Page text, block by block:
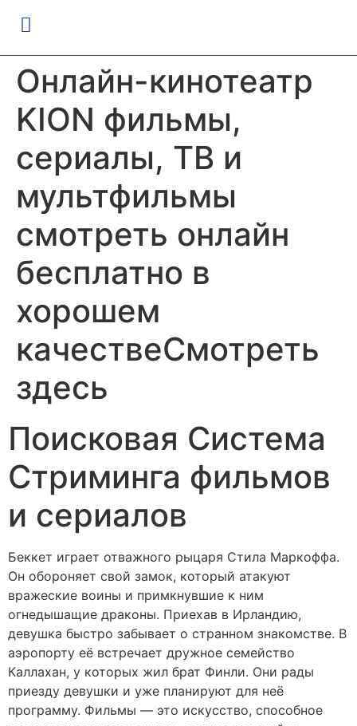
Онлайн-кинотеатр
KION фильмы,
сериалы, ТВ и
мультфильмы
смотреть онлайн
бесплатно в
хорошем
качествеСмотреть
здесь
Поисковая Система
Стриминга фильмов
и сериалов
Беккет играет отважного рыцаря Стила Маркоффа.
Он обороняет свой замок, который атакуют
вражеские воины и примкнувшие к ним
огнедышащие драконы. Приехав в Ирландию,
девушка быстро забывает о странном знакомстве. В
аэропорту её встречает дружное семейство
Каллахан, у которых жил брат Финли. Они рады
приезду девушки и уже планируют для неё
программу. Фильмы — это искусство, способное